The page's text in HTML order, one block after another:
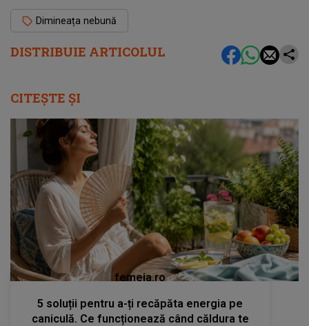
DISTRIBUIE ARTICOLUL
Dimineața nebună
CITEȘTE ȘI
femeia.ro
5 soluții pentru a-ți recăpăta energia pe
caniculă. Ce funcționează când căldura te